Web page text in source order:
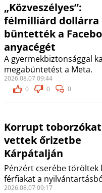
„Közveszélyes”:
félmilliárd dollárra
büntették a
anyacégét
A gyermekbiztonsággal
megabüntetést a Meta.
2026.08.07 09:44
0
0 0
Korrupt toborzókat
vettek őrizetbe
Kárpátalján
Pénzért cserébe
férfiakat a
2026.08.07 09:17